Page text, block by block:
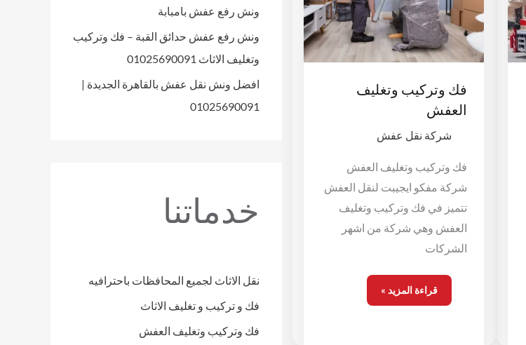
فك وتركيب وتغليف
العفش
شركة نقل عفش
فك وتركيب وتغليف العفش
شركة مفكو ايجيبت لنقل العفش
تتميز في فك وتركيب وتغليف
العفش وهي شركة من اشهر
الشركات
قراءة المزيد »
ونش رفع عفش بامبابة
ونش رفع عفش حدائق القبة – فك وتركيب
وتغليف الاثاث 01025690091
افضل ونش نقل عفش بالقاهرة الجديدة |
01025690091
خدماتنا
نقل الاثاث لجميع المحافظات باحترافيه
فك و تركيب و تغليف الاثاث
فك وتركيب وتغليف العفش